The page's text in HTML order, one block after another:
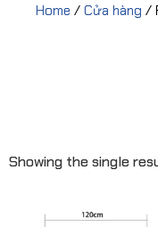
Home / Cửa hàng /
Showing the single